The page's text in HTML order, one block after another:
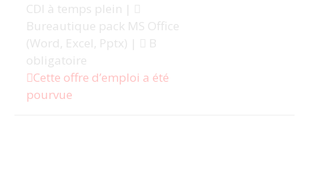
CDI à temps plein |
Bureautique pack MS Office
(Word, Excel, Pptx) |
B
obligatoire
Cette offre d’emploi a été
pourvue